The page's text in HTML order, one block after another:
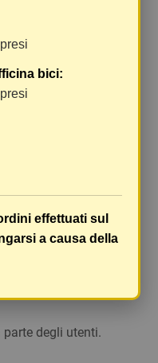
della
i
Non ci è
distinti
per ognuno di
a vostro rischio,
particolare in
protetti.
degli utenti.
bici:
effettuati sul
a causa della